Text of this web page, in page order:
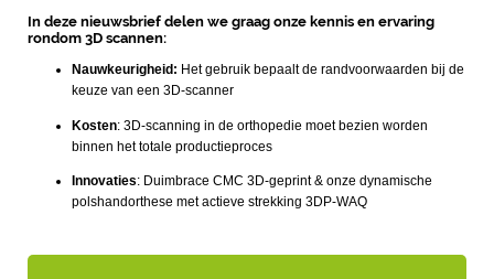
In deze nieuwsbrief delen we graag onze kennis en ervaring
rondom 3D scannen:
Nauwkeurigheid: Het gebruik bepaalt de randvoorwaarden bij de
keuze van een 3D-scanner
Kosten: 3D-scanning in de orthopedie moet bezien worden
binnen het totale productieproces
Innovaties: Duimbrace CMC 3D-geprint & onze dynamische
polshandorthese met actieve strekking 3DP-WAQ